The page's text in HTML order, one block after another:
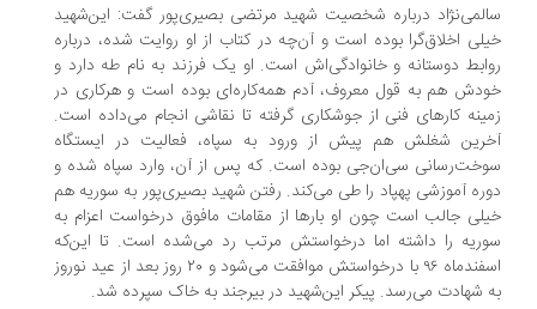
سالمی‌نژاد درباره شخصیت شهید مرتضی بصیری‌پور گفت:‌ این‌شهید
خیلی اخلاق‌گرا بوده است و آن‌چه در کتاب از او روایت شده، درباره
روابط دوستانه و خانوادگی‌اش است. او یک فرزند به نام طه دارد و
خودش هم به قول معروف، آدم همه‌کاره‌ای بوده است و هرکاری در
زمینه کارهای فنی از جوشکاری گرفته تا نقاشی انجام می‌داده است.
آخرین شغلش هم پیش از ورود به سپاه، فعالیت در ایستگاه
سوخت‌رسانی سی‌ان‌جی بوده است. که پس از آن، وارد سپاه شده و
دوره آموزشی پهپاد را طی می‌کند. رفتن شهید بصیری‌پور به سوریه هم
خیلی جالب است چون او بارها از مقامات مافوق درخواست اعزام به
سوریه را داشته اما درخواستش مرتب رد می‌شده است. تا این‌که
اسفندماه ۹۶ با درخواستش موافقت می‌شود و ۲۰ روز بعد از عید نوروز
به شهادت می‌رسد. پیکر این‌شهید در بیرجند به خاک سپرده شد.